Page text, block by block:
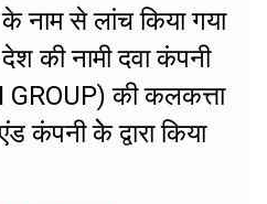
नाम से लांच किया गया
की नामी दवा कंपनी
GROUP) की कलकत्ता
कंपनी केे द्वारा किया